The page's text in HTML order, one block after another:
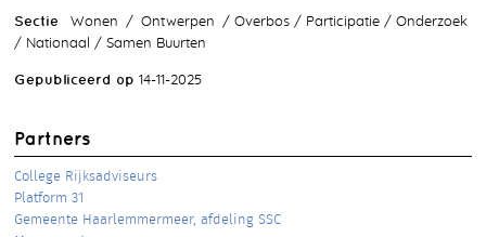
Sectie Wonen Ontwerpen Overbos Participatie
Onderzoek
Nationaal
Samen Buurten
Gepubliceerd op 14-11-2025
Partners
College Rijksadviseurs
Platform 31
Gemeente Haarlemmermeer, afdeling SSC